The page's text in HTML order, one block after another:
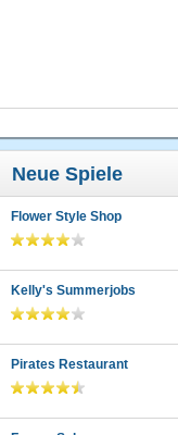
Neue Spiele
Flower Style Shop
Kelly's Summerjobs
Pirates Restaurant